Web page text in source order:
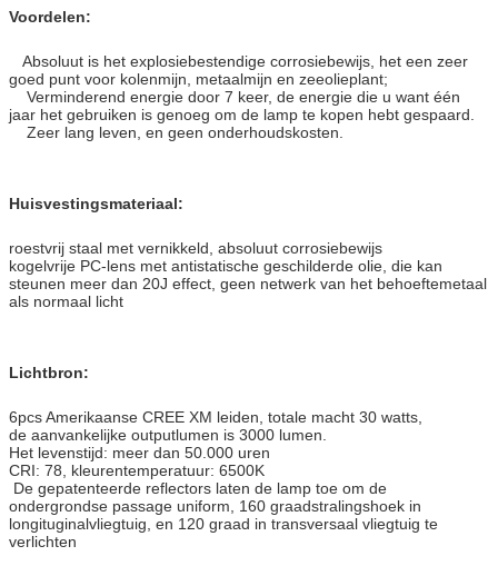
Voordelen:
Absoluut is het explosiebestendige corrosiebewijs, het een zeer
goed punt voor kolenmijn, metaalmijn en zeeolieplant;
Verminderend energie door 7 keer, de energie die u want één
jaar het gebruiken is genoeg om de lamp te kopen hebt gespaard.
Zeer lang leven, en geen onderhoudskosten.
Huisvestingsmateriaal:
roestvrij staal met vernikkeld, absoluut corrosiebewijs
kogelvrije PC-lens met antistatische geschilderde olie, die kan
steunen meer dan 20J effect, geen netwerk van het behoeftemetaal
als normaal licht
Lichtbron:
6pcs Amerikaanse CREE XM leiden, totale macht 30 watts,
de aanvankelijke outputlumen is 3000 lumen.
Het levenstijd: meer dan 50.000 uren
CRI: 78, kleurentemperatuur: 6500K
De gepatenteerde reflectors laten de lamp toe om de
ondergrondse passage uniform, 160 graadstralingshoek in
longituginalvliegtuig, en 120 graad in transversaal vliegtuig te
verlichten